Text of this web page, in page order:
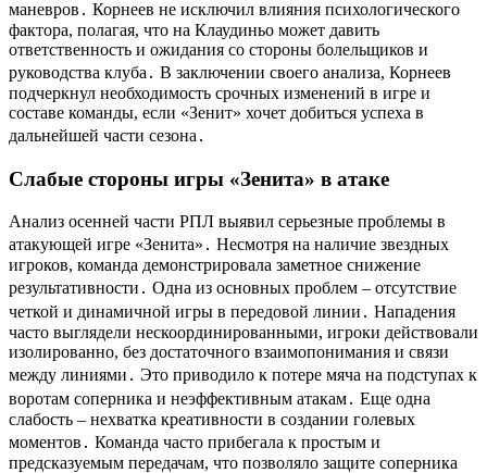
маневров․ Корнеев не исключил влияния психологического
фактора, полагая, что на Клаудиньо может давить
ответственность и ожидания со стороны болельщиков и
руководства клуба․ В заключении своего анализа, Корнеев
подчеркнул необходимость срочных изменений в игре и
составе команды, если «Зенит» хочет добиться успеха в
дальнейшей части сезона․
Слабые стороны игры «Зенита» в атаке
Анализ осенней части РПЛ выявил серьезные проблемы в
атакующей игре «Зенита»․ Несмотря на наличие звездных
игроков, команда демонстрировала заметное снижение
результативности․ Одна из основных проблем – отсутствие
четкой и динамичной игры в передовой линии․ Нападения
часто выглядели нескоординированными, игроки действовали
изолированно, без достаточного взаимопонимания и связи
между линиями․ Это приводило к потере мяча на подступах к
воротам соперника и неэффективным атакам․ Еще одна
слабость – нехватка креативности в создании голевых
моментов․ Команда часто прибегала к простым и
предсказуемым передачам, что позволяло защите соперника